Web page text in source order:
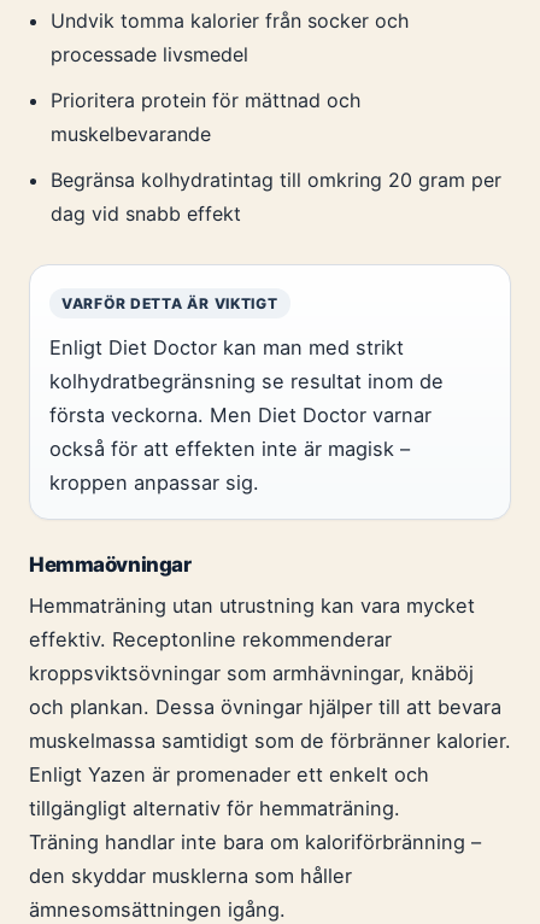
Undvik tomma kalorier från socker och
processade livsmedel
Prioritera protein för mättnad och
muskelbevarande
Begränsa kolhydratintag till omkring 20 gram per
dag vid snabb effekt
VARFÖR DETTA ÄR VIKTIGT
Enligt Diet Doctor kan man med strikt
kolhydratbegränsning se resultat inom de
första veckorna. Men Diet Doctor varnar
också för att effekten inte är magisk –
kroppen anpassar sig.
Hemmaövningar
Hemmaträning utan utrustning kan vara mycket
effektiv. Receptonline rekommenderar
kroppsviktsövningar som armhävningar, knäböj
och plankan. Dessa övningar hjälper till att bevara
muskelmassa samtidigt som de förbränner kalorier.
Enligt Yazen är promenader ett enkelt och
tillgängligt alternativ för hemmaträning.
Träning handlar inte bara om kaloriförbränning –
den skyddar musklerna som håller
ämnesomsättningen igång.